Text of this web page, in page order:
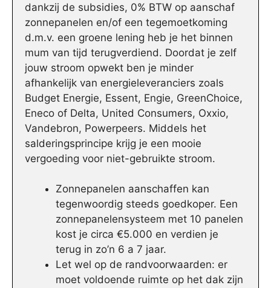
dankzij de subsidies, 0% BTW op aanschaf
zonnepanelen en/of een tegemoetkoming
d.m.v. een groene lening heb je het binnen
mum van tijd terugverdiend. Doordat je zelf
jouw stroom opwekt ben je minder
afhankelijk van energieleveranciers zoals
Budget Energie, Essent, Engie, GreenChoice,
Eneco of Delta, United Consumers, Oxxio,
Vandebron, Powerpeers. Middels het
salderingsprincipe krijg je een mooie
vergoeding voor niet-gebruikte stroom.
Zonnepanelen aanschaffen kan
tegenwoordig steeds goedkoper. Een
zonnepanelensysteem met 10 panelen
kost je circa €5.000 en verdien je
terug in zo’n 6 a 7 jaar.
Let wel op de randvoorwaarden: er
moet voldoende ruimte op het dak zijn